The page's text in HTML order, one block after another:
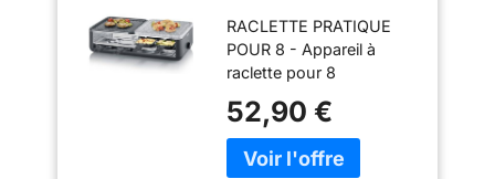
performants par leur
conception, leur facilité
d’utilisation et leur durée
de vie
Naturelle, Plaque
de cuisson
céramique Anti-
adhésive,
Thermostat
Réglable, Noir, RG
2366
RACLETTE PRATIQUE
POUR 8 - Appareil à
raclette pour 8
un espace de rangement
dans l'appareil pour
poser vos poêlons
52,90 €